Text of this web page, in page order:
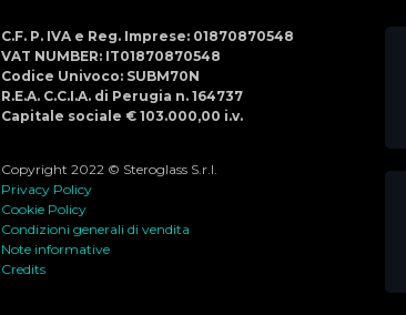
C.F. P. IVA e Reg. Imprese: 01870870548
VAT NUMBER: IT01870870548
Codice Univoco: SUBM70N
R.E.A. C.C.I.A. di Perugia n. 164737
Capitale sociale € 103.000,00 i.v.
Copyright 2022 © Steroglass S.r.l.
Privacy Policy
Cookie Policy
Condizioni generali di vendita
Note informative
Credits